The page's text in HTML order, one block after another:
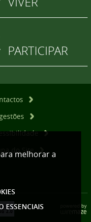
PARTICIPAR
do Site
melhorar a
ESSENCIAIS